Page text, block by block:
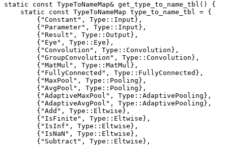
static const TypeToNameMap& get_type_to_name_tbl() {
    static const TypeToNameMap type_to_name_tbl = {
        {"Constant", Type::Input},
        {"Parameter", Type::Input},
        {"Result", Type::Output},
        {"Eye", Type::Eye},
        {"Convolution", Type::Convolution},
        {"GroupConvolution", Type::Convolution},
        {"MatMul", Type::MatMul},
        {"FullyConnected", Type::FullyConnected},
        {"MaxPool", Type::Pooling},
        {"AvgPool", Type::Pooling},
        {"AdaptiveMaxPool", Type::AdaptivePooling},
        {"AdaptiveAvgPool", Type::AdaptivePooling},
        {"Add", Type::Eltwise},
        {"IsFinite", Type::Eltwise},
        {"IsInf", Type::Eltwise},
        {"IsNaN", Type::Eltwise},
        {"Subtract", Type::Eltwise},